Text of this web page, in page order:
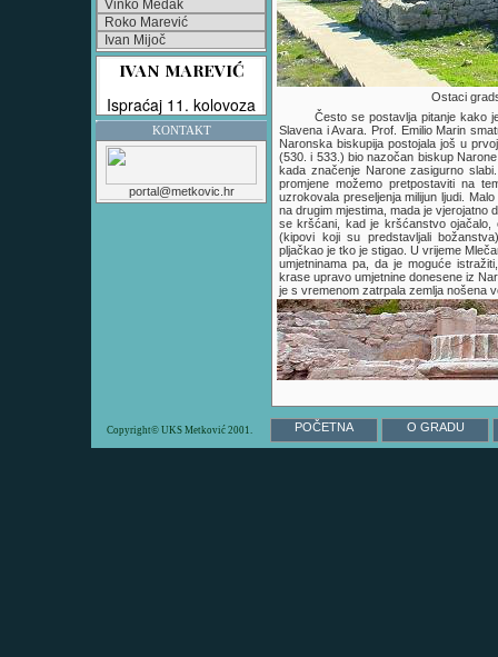
Vinko Medak
Roko Marević
Ivan Mijoč
KONTAKT
portal@metkovic.hr
Ostaci
Često se postavlja pitanje kako
Slavena i Avara. Prof. Emilio Marin
Naronska biskupija postojala još u
(530. i 533.) bio nazočan biskup
kada značenje Narone zasigurno
promjene možemo pretpostaviti na
uzrokovala preseljenja milijun ljudi.
na drugim mjestima, mada je vjerojatno
se kršćani, kad je kršćanstvo ojačalo,
(kipovi koji su predstavljali
pljačkao je tko je stigao. U vrijeme
umjetninama pa, da je moguće
krase upravo umjetnine donesene iz
je s vremenom zatrpala zemlja nošena
Copyright© UKS Metković 2001. POČETNA O GRADU